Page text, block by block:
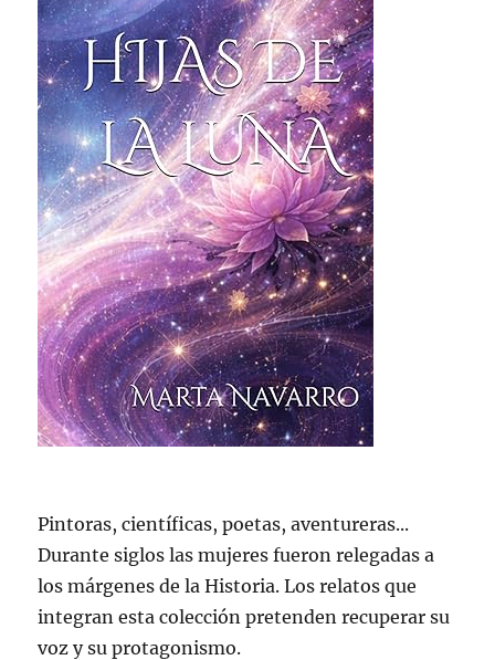
Pintoras, científicas, poetas, aventureras...
Durante siglos las mujeres fueron relegadas a
los márgenes de la Historia. Los relatos que
integran esta colección pretenden recuperar su
voz y su protagonismo.